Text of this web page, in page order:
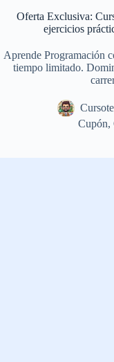
Oferta Exclusiva:
ejercicios
Aprende Programación
tiempo limitado.
Cupón,